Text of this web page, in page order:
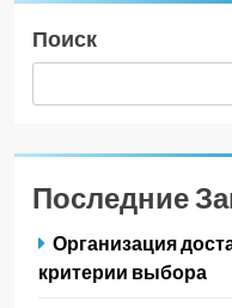
Поиск
Последние
Организация
критерии выбора